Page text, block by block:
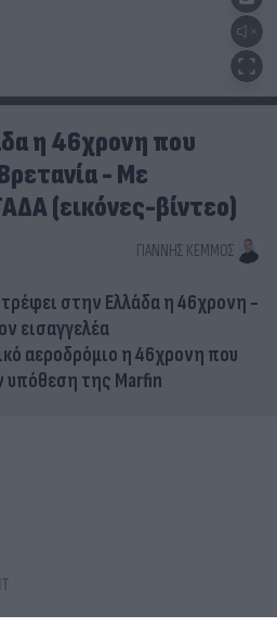
η 46χρονη που
- Με
(εικόνες-βίντεο)
ΓΙΆΝΝΗΣ ΚΈΜΜΟΣ
στην Ελλάδα η 46χρονη -
εισαγγελέα
αεροδρόμιο η 46χρονη που
υπόθεση της Marfin